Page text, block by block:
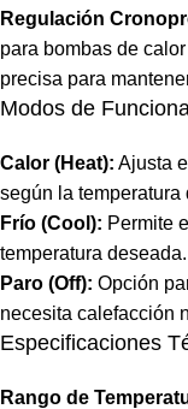
Regulación
para bombas de
precisa para
Modos de
Calor (Heat): Ajusta
según la temperatura
Frío (Cool): Permite
temperatura deseada.
Paro (Off): Opción
necesita calefacción
Especificaciones
Rango de